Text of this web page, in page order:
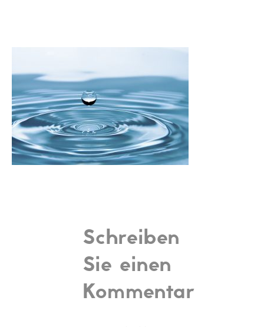
Schreiben
Sie einen
Kommentar